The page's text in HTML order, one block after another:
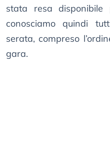
stata resa disponibile
conosciamo quindi
serata, compreso
gara.